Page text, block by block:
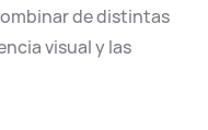
de distintas
visual y las